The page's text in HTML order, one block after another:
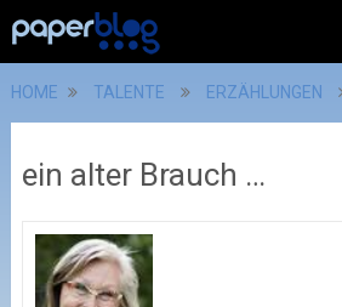
HOME TALENTE ERZÄHLUNGEN
ein alter Brauch …